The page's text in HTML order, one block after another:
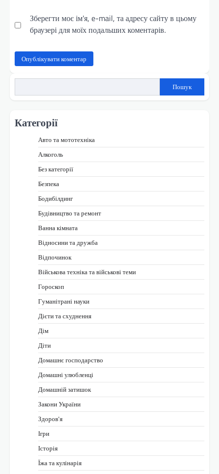
Зберегти моє ім'я, e-mail, та адресу сайту в цьому
браузері для моїх подальших коментарів.
Пошук
Категорії
Авто та мототехніка
Алкоголь
Без категорії
Безпека
Бодибілдинг
Будівництво та ремонт
Ванна кімната
Відносини та дружба
Відпочинок
Військова техніка та військові теми
Гороскоп
Гуманітрані науки
Дієти та схуднення
Дім
Діти
Домашнє господарство
Домашні улюбленці
Домашній затишок
Закони України
Здоров'я
Ігри
Історія
Їжа та кулінарія